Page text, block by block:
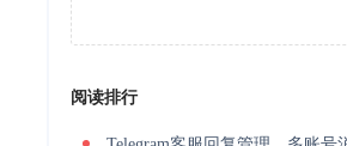
阅读排行